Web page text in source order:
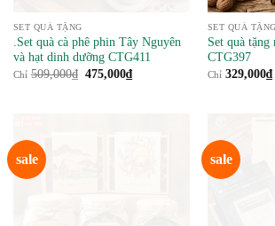
SET QUÀ TẶNG
.Set quà cà phê phin Tây Nguyên
và hạt dinh dưỡng CTG411
Chỉ 509,000₫ Giá
475,000₫Giá
hiện
SET QUÀ TẶNG
Set quà tặng
CTG397
Chỉ 329,000₫
sale sale